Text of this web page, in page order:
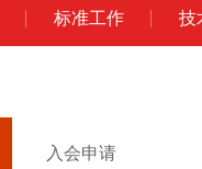
标准工作 技
入会申请